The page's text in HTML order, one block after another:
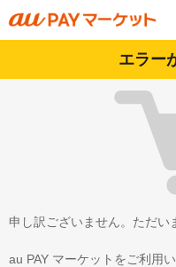
エラー
申し訳ございません。ただい
au PAY マーケットをご利用